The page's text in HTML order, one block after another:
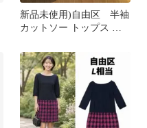
新品未使用)自由区 半袖
カットソー トップス 白